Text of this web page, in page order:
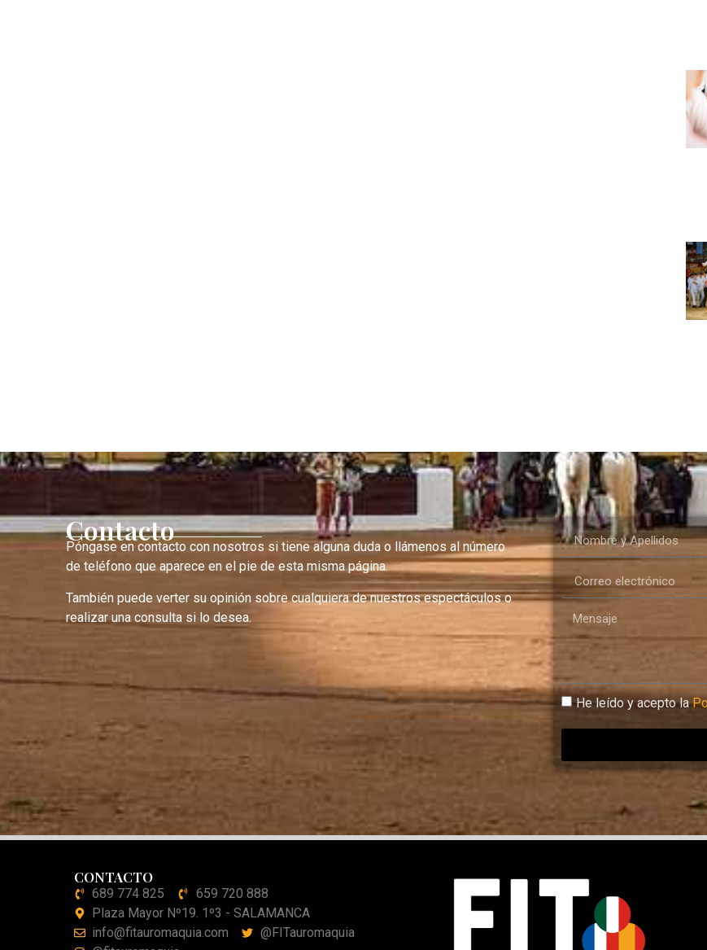
Contacto
Póngase en contacto con nosotros si tiene alguna duda o llámenos al número
de teléfono que aparece en el pie de esta misma página.
También puede verter su opinión sobre cualquiera de nuestros espectáculos o
realizar una consulta si lo desea.
He leído y acepto la
CONTACTO
689 774 825
659 720 888
Plaza Mayor Nº19. 1º3 - SALAMANCA
info@fitauromaquia.com
@FITauromaquia